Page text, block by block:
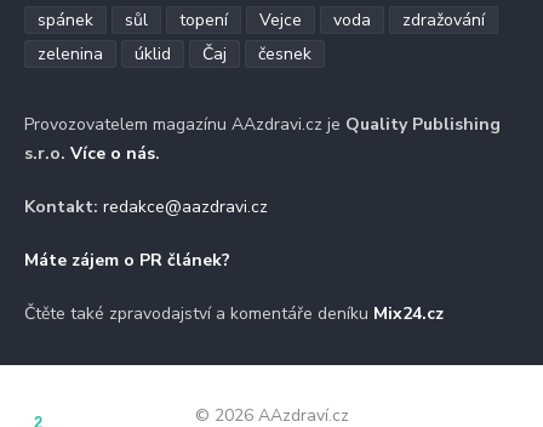
spánek
sůl topení Vejce voda
zdražování
zelenina
úklid Čaj česnek
Provozovatelem magazínu AAzdravi.cz je Quality Publishing
s.r.o. Více o nás.
Kontakt: redakce@aazdravi.cz
Máte zájem o PR článek?
Čtěte také zpravodajství a komentáře deníku Mix24.cz
© 2026 AAzdraví.cz
2